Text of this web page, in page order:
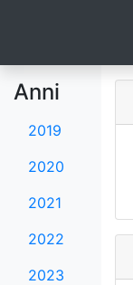
Anni
2019
2020
2021
2022
2023